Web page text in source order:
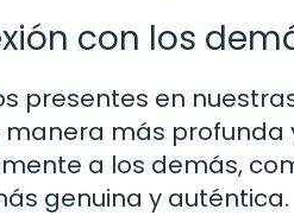
con los
presentes en
más profunda
a los demás,
genuina y auténtica.